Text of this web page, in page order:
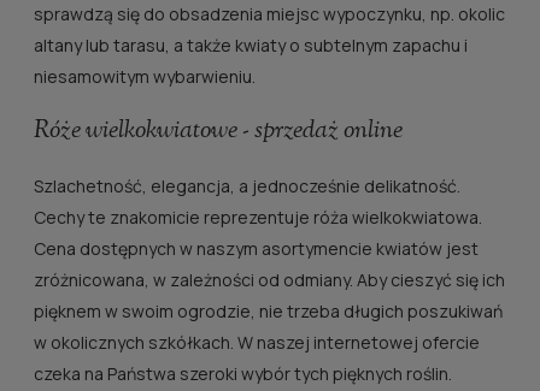
sprawdzą się do obsadzenia miejsc wypoczynku, np. okolic
altany lub tarasu, a także kwiaty o subtelnym zapachu i
niesamowitym wybarwieniu.
Róże wielkokwiatowe - sprzedaż online
Szlachetność, elegancja, a jednocześnie delikatność.
Cechy te znakomicie reprezentuje róża wielkokwiatowa.
Cena dostępnych w naszym asortymencie kwiatów jest
zróżnicowana, w zależności od odmiany. Aby cieszyć się ich
pięknem w swoim ogrodzie, nie trzeba długich poszukiwań
w okolicznych szkółkach. W naszej internetowej ofercie
czeka na Państwa szeroki wybór tych pięknych roślin.